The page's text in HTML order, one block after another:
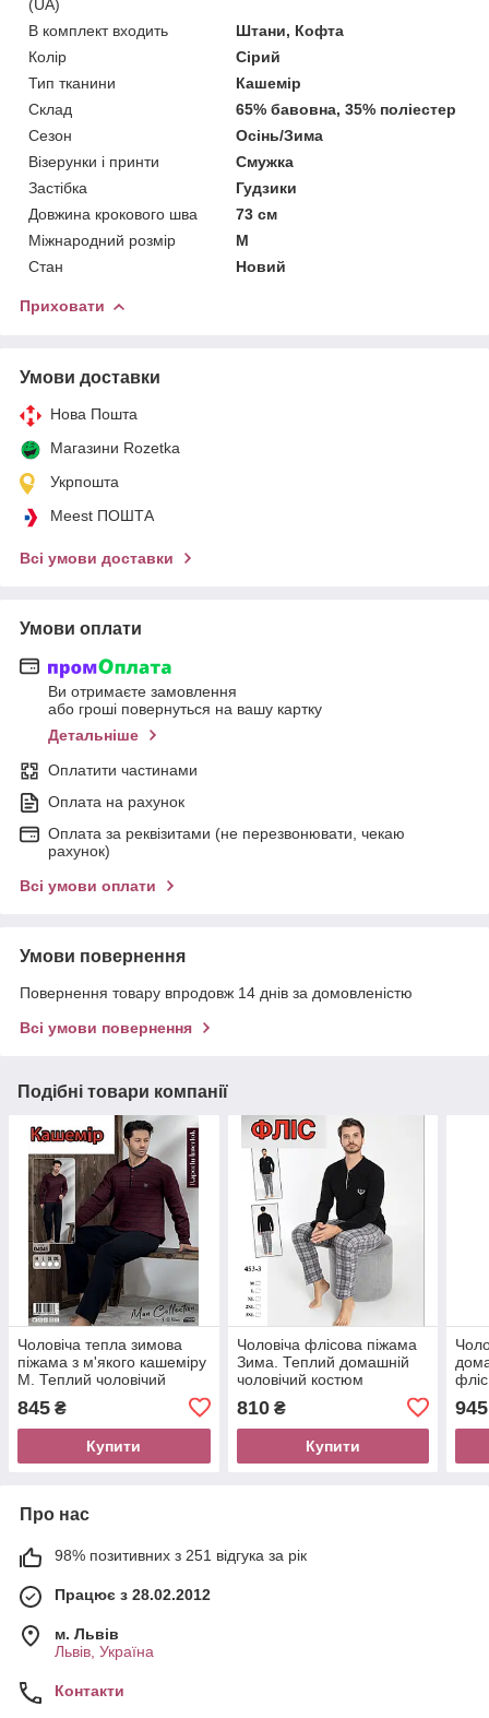
(UA)
В комплект входить
Штани, Кофта
Колір
Сірий
Тип тканини
Кашемір
Склад
65% бавовна, 35% поліестер
Сезон
Осінь/Зима
Візерунки і принти
Смужка
Застібка
Гудзики
Довжина крокового шва
73 см
Міжнародний розмір
M
Стан
Новий
Приховати
Умови доставки
Нова Пошта
Магазини Rozetka
Укрпошта
Meest ПОШТА
Всі умови доставки
Умови оплати
Ви отримаєте замовлення
або гроші повернуться на вашу картку
Детальніше
Оплатити частинами
Оплата на рахунок
Оплата за реквізитами (не перезвонювати, чекаю
рахунок)
Всі умови оплати
Умови повернення
Повернення товару впродовж 14 днів за домовленістю
Всі умови повернення
Подібні товари компанії
Чоловіча тепла зимова
піжама з м'якого кашеміру
М. Теплий чоловічий
845 ₴
Купити
Чоловіча флісова піжама
Зима. Теплий домашній
чоловічий костюм
810₴
Купити
945
Про нас
98% позитивних з 251 відгука за рік
Працює з 28.02.2012
м. Львів
Львів, Україна
Контакти